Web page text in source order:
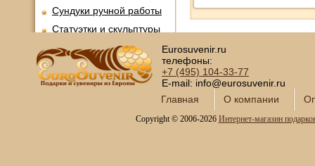
Сундуки ручной работы
Статуэтки и скульптуры
Вазы декоративные
Часы интерьерные
Каминные часы и
Eurosuvenir.ru
телефоны:
+7 (495) 104-33-77
E-mail: info@eurosuvenir.ru
Главная
О компании
Copyright © 2006-2026 Интернет-магазин